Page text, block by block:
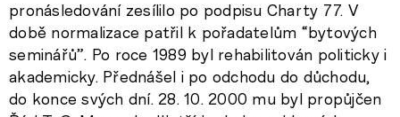
pronásledování zesílilo po podpisu Charty 77. V
době normalizace patřil k pořadatelům “bytových
seminářů”. Po roce 1989 byl rehabilitován politicky i
akademicky. Přednášel i po odchodu do důchodu,
do konce svých dní. 28. 10. 2000 mu byl propůjčen